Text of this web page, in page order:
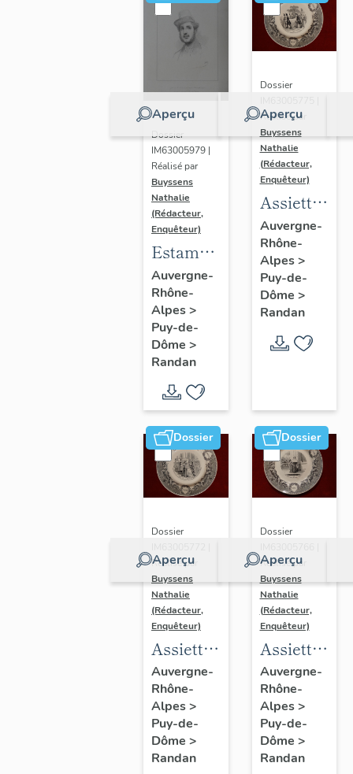
Aperçu
Dossier
IM63005979 |
Réalisé par
Buyssens
Nathalie
(Rédacteur,
Enquêteur)
Estampe
de Jules
Gabriel
Levasseur
- Portrait
de
Ferdinand-
Philippe
d'Orléans
Auvergne-
Rhône-
Alpes>
Puy-de-
Dôme >
Randan
Aperçu
Dossier
Réalisé par
Buyssens
Nathalie
(Rédacteur,
Enquêteur)
Assiette
historiée
Creil-
Montereau
- La vie
de
Ferdinand-
Philippe
N° 9
Auvergne-
Rhône-
Alpes>
Puy-de-
Dôme >
Randan
Dossier
Aperçu
Dossier
Réalisé par
Buyssens
Nathalie
(Rédacteur,
Enquêteur)
Assiette
historiée
Creil-
Montereau
- La vie
de
Auvergne-
Rhône-
Alpes>
Puy-de-
Dôme >
Randan
Dossier
Aperçu
Dossier
Réalisé par
Buyssens
Nathalie
(Rédacteur,
Enquêteur)
Assiettes
historiées
Creil-
Montereau
(12) - La
vie de
Auvergne-
Rhône-
Alpes>
Puy-de-
Dôme >
Randan